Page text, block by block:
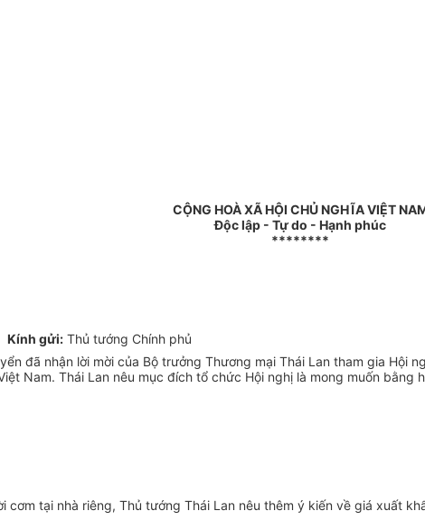
CỘNG HOÀ XÃ HỘI CHỦ NGHĨA VIỆT
Độc lập - Tự do - Hạnh phúc
********
Kính gửi: Thủ tướng Chính phủ
đã nhận lời mời của Bộ trưởng Thương mại Thái Lan tham gia Hội
Nam. Thái Lan nêu mục đích tổ chức Hội nghị là mong muốn
tại nhà riêng, Thủ tướng Thái Lan nêu thêm ý kiến về giá xuất